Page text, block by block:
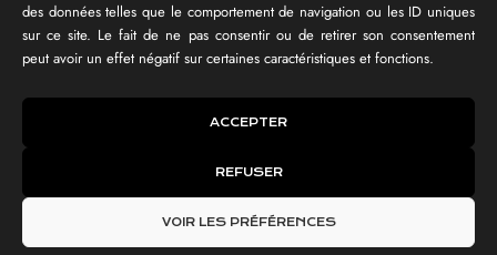
des données telles que le comportement de navigation ou les ID uniques
sur ce site. Le fait de ne pas consentir ou de retirer son consentement
peut avoir un effet négatif sur certaines caractéristiques et fonctions.
ACCEPTER
REFUSER
VOIR LES PRÉFÉRENCES
Équipe
Réalisations
IMPAAKT GROUP®
Lexique du digital